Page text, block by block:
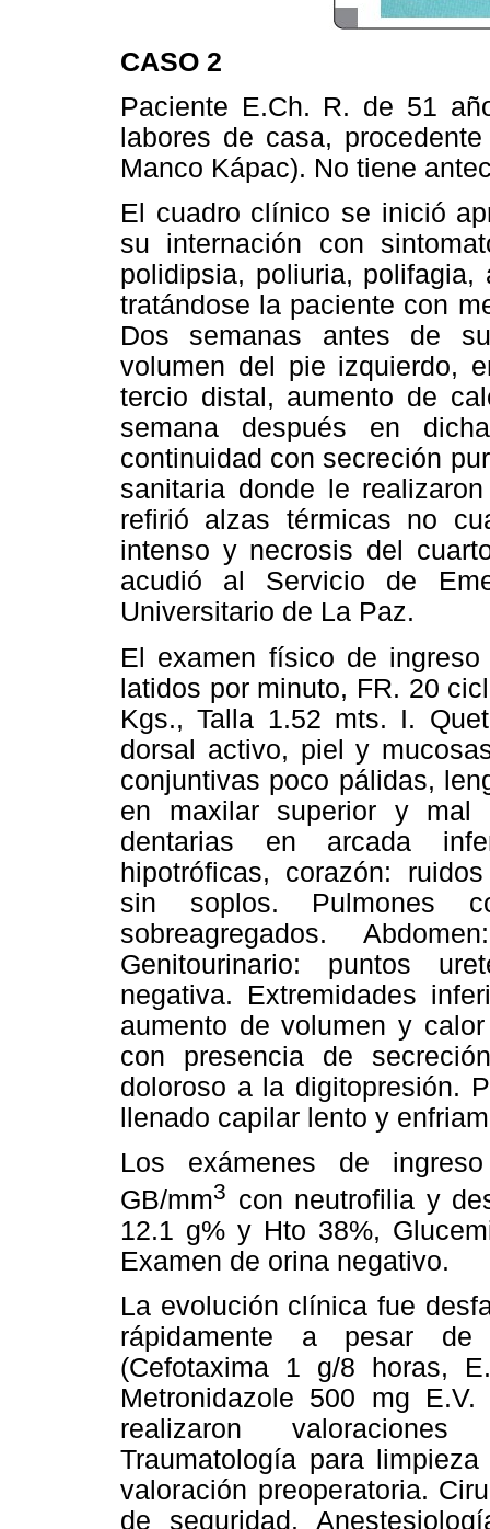
CASO 2
Paciente E.Ch. R. de 51
labores de casa,
Manco Kápac). No tiene
El cuadro clínico se inició
su internación con
polidipsia, poliuria,
tratándose la paciente con
Dos semanas antes de
volumen del pie izquierdo,
tercio distal, aumento de
semana después en
continuidad con secreción
sanitaria donde le
refirió alzas térmicas no
intenso y necrosis del
acudió al Servicio de
Universitario de La Paz.
El examen físico de
latidos por minuto, FR. 20
Kgs., Talla 1.52 mts. I.
dorsal activo, piel y
conjuntivas poco pálidas,
en maxilar superior y mal
dentarias en arcada
hipotróficas, corazón:
sin soplos. Pulmones
sobreagregados.
Genitourinario: puntos
negativa. Extremidades
aumento de volumen y
con presencia de
doloroso a la digitopresión.
llenado capilar lento y
Los exámenes de
GB/mm3 con neutrofilia y
12.1 g% y Hto 38%,
Examen de orina negativo.
La evolución clínica fue
rápidamente a pesar de
(Cefotaxima 1 g/8 horas,
Metronidazole 500 mg
realizaron
Traumatología para
valoración preoperatoria.
de seguridad.